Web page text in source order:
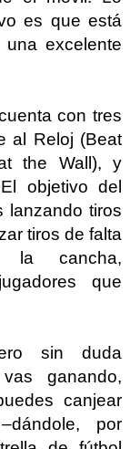
es que está
excelente
con tres
al Reloj (Beat
the Wall), y
objetivo del
lanzando tiros
tiros de falta
la cancha,
que
sin duda
ganando,
canjear
por